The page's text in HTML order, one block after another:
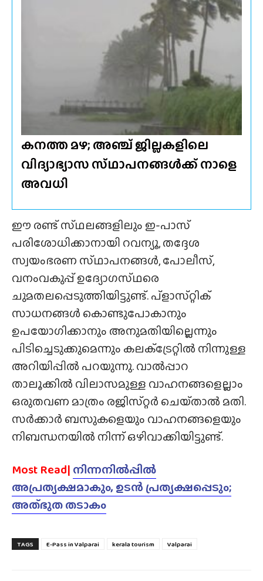
കനത്ത മഴ; അഞ്ച് ജില്ലകളിലെ
വിദ്യാഭ്യാസ സ്‌ഥാപനങ്ങൾക്ക്‌ നാളെ
അവധി
ഈ രണ്ട് സ്‌ഥലങ്ങളിലും ഇ-പാസ്
പരിശോധിക്കാനായി റവന്യൂ, തദ്ദേശ
സ്വയംഭരണ സ്‌ഥാപനങ്ങൾ, പോലീസ്,
വനംവകുപ്പ് ഉദ്യോഗസ്‌ഥരെ
ചുമതലപ്പെടുത്തിയിട്ടുണ്ട്. പ്‌ളാസ്‌റ്റിക്
സാധനങ്ങൾ കൊണ്ടുപോകാനും
ഉപയോഗിക്കാനും അനുമതിയില്ലെന്നും
പിടിച്ചെടുക്കുമെന്നും കലക്‌ട്രേറ്റിൽ നിന്നുള്ള
അറിയിപ്പിൽ പറയുന്നു. വാൽപ്പാറ
താലൂക്കിൽ വിലാസമുള്ള വാഹനങ്ങളെല്ലാം
ഒരുതവണ മാത്രം രജിസ്‌റ്റർ ചെയ്‌താൽ മതി.
സർക്കാർ ബസുകളെയും വാഹനങ്ങളെയും
നിബന്ധനയിൽ നിന്ന് ഒഴിവാക്കിയിട്ടുണ്ട്.
Most Read| നിന്നനിൽപ്പിൽ
അപ്രത്യക്ഷമാകും, ഉടൻ പ്രത്യക്ഷപ്പെടും;
അത്‌ഭുത തടാകം
TAGS E-Pass in Valparai kerala tourism Valparai